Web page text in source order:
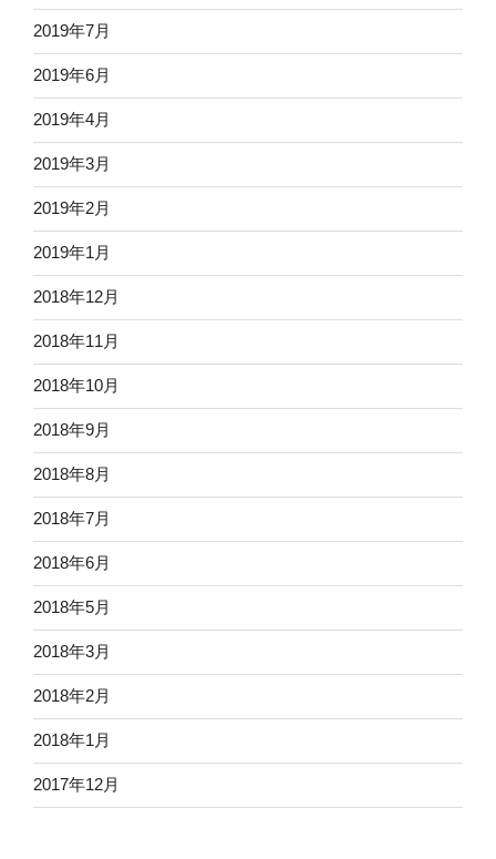
2019年7月
2019年6月
2019年4月
2019年3月
2019年2月
2019年1月
2018年12月
2018年11月
2018年10月
2018年9月
2018年8月
2018年7月
2018年6月
2018年5月
2018年3月
2018年2月
2018年1月
2017年12月